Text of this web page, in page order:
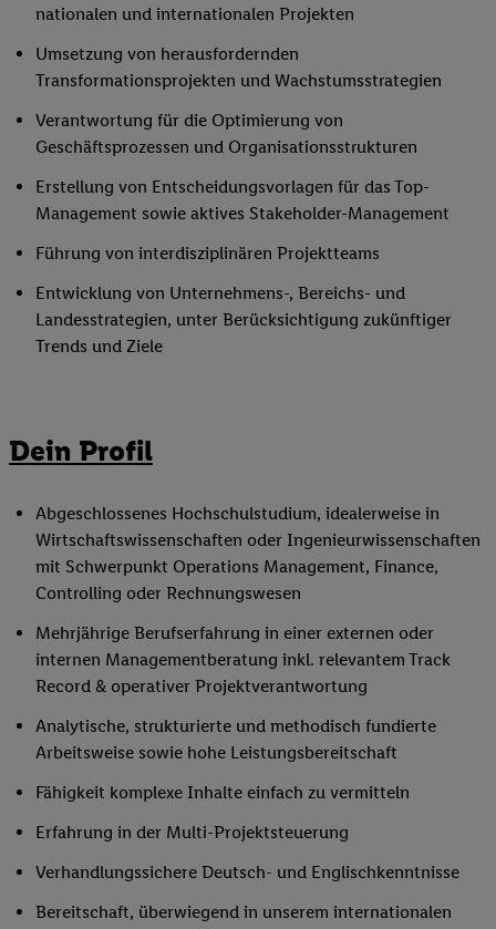
nationalen und internationalen Projekten
Umsetzung von herausfordernden
Transformationsprojekten und Wachstumsstrategien
Verantwortung für die Optimierung von
Geschäftsprozessen und Organisationsstrukturen
Erstellung von Entscheidungsvorlagen für das Top-
Management sowie aktives Stakeholder-Management
Führung von interdisziplinären Projektteams
Entwicklung von Unternehmens-, Bereichs- und
Landesstrategien, unter Berücksichtigung zukünftiger
Trends und Ziele
Dein Profil
Abgeschlossenes Hochschulstudium, idealerweise in
Wirtschaftswissenschaften oder Ingenieurwissenschaften
mit Schwerpunkt Operations Management, Finance,
Controlling oder Rechnungswesen
Mehrjährige Berufserfahrung in einer externen oder
internen Managementberatung inkl. relevantem Track
Record & operativer Projektverantwortung
Analytische, strukturierte und methodisch fundierte
Arbeitsweise sowie hohe Leistungsbereitschaft
Fähigkeit komplexe Inhalte einfach zu vermitteln
Erfahrung in der Multi-Projektsteuerung
Verhandlungssichere Deutsch- und Englischkenntnisse
Bereitschaft, überwiegend in unserem internationalen